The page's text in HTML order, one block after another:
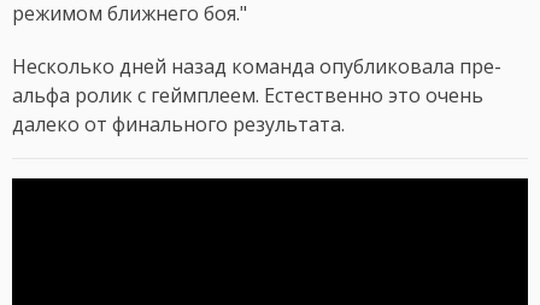
режимом ближнего боя."
Несколько дней назад команда опубликовала пре-
альфа ролик с геймплеем. Естественно это очень
далеко от финального результата.